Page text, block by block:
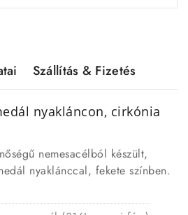
Szállítás & Fizetés
nyakláncon, cirkónia
nemesacélból készült,
nyaklánccal, fekete színben.